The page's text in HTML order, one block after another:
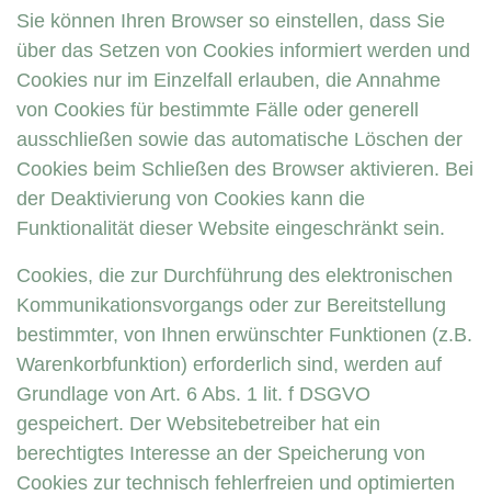
Sie können Ihren Browser so einstellen, dass Sie
über das Setzen von Cookies informiert werden und
Cookies nur im Einzelfall erlauben, die Annahme
von Cookies für bestimmte Fälle oder generell
ausschließen sowie das automatische Löschen der
Cookies beim Schließen des Browser aktivieren. Bei
der Deaktivierung von Cookies kann die
Funktionalität dieser Website eingeschränkt sein.
Cookies, die zur Durchführung des elektronischen
Kommunikationsvorgangs oder zur Bereitstellung
bestimmter, von Ihnen erwünschter Funktionen (z.B.
Warenkorbfunktion) erforderlich sind, werden auf
Grundlage von Art. 6 Abs. 1 lit. f DSGVO
gespeichert. Der Websitebetreiber hat ein
berechtigtes Interesse an der Speicherung von
Cookies zur technisch fehlerfreien und optimierten